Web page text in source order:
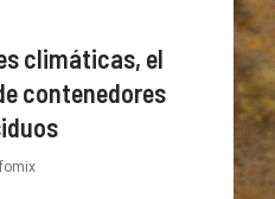
climáticas, el
contenedores